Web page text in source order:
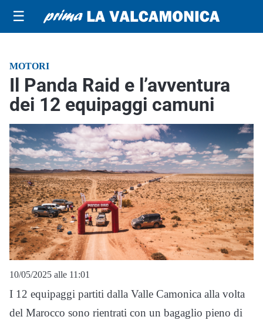
☰
MOTORI
Il Panda Raid e l’avventura
dei 12 equipaggi camuni
10/05/2025 alle 11:01
I 12 equipaggi partiti dalla Valle Camonica alla volta
del Marocco sono rientrati con un bagaglio pieno di